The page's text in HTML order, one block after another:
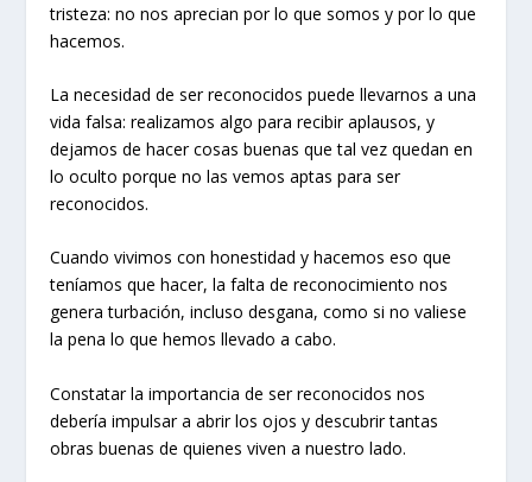
tristeza: no nos aprecian por lo que somos y por lo que
hacemos.
La necesidad de ser reconocidos puede llevarnos a una
vida falsa: realizamos algo para recibir aplausos, y
dejamos de hacer cosas buenas que tal vez quedan en
lo oculto porque no las vemos aptas para ser
reconocidos.
Cuando vivimos con honestidad y hacemos eso que
teníamos que hacer, la falta de reconocimiento nos
genera turbación, incluso desgana, como si no valiese
la pena lo que hemos llevado a cabo.
Constatar la importancia de ser reconocidos nos
debería impulsar a abrir los ojos y descubrir tantas
obras buenas de quienes viven a nuestro lado.